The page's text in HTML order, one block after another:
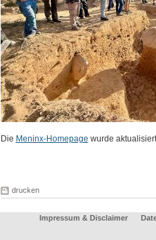
Die Meninx-Homepage wurde
drucken
Impressum & Disclaimer